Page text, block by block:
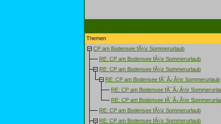
Themen
CP am Bodensee fÃ¼r Sommerurlaub
RE: CP am Bodensee fÃ¼r Sommerurlaub
RE: CP am Bodensee fÃ¼r Sommerurlaub
RE: CP am Bodensee fÃ¯Â¿Â½r Sommerurlaub
RE: CP am Bodensee fÃ¯Â¿Â½r
RE: CP am Bodensee fÃ¯Â¿Â½r
RE: CP am Bodensee fÃ¼r Sommerurlaub
RE: CP am Bodensee fÃ¼r Sommerurlaub